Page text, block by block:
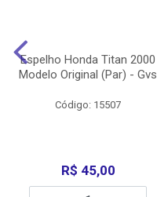
Espelho Honda Titan 2000
Modelo Original (Par) - Gvs
Código: 15507
R$ 45,00